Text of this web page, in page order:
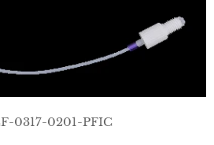
0317-0201-PFIC